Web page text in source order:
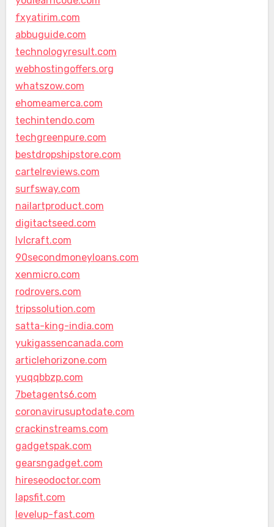
fxyatirim.com
abbuguide.com
technologyresult.com
webhostingoffers.org
whatszow.com
ehomeamerca.com
techintendo.com
techgreenpure.com
bestdropshipstore.com
cartelreviews.com
surfsway.com
nailartproduct.com
digitactseed.com
lvlcraft.com
90secondmoneyloans.com
xenmicro.com
rodrovers.com
tripssolution.com
satta-king-india.com
yukigassencanada.com
articlehorizone.com
yuqqbbzp.com
7betagents6.com
coronavirusuptodate.com
crackinstreams.com
gadgetspak.com
gearsngadget.com
hireseodoctor.com
lapsfit.com
levelup-fast.com